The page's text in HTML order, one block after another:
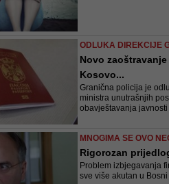
ODLUKA DIREKCIJE
Novo
Kosovo...
Granična policija je
ministra unutrašnjih
obavještavanja javnosti
MNOGIMA SE OVO
Rigorozan
Problem izbjegavanja
sve više akutan u